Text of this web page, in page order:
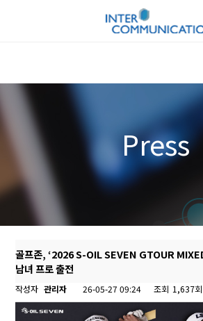
Press
골프존, ‘2026 S-OIL SEVEN GTOUR
남녀 프로 출전
작성자 관리자 26-05-27 09:24 조회 1,637회